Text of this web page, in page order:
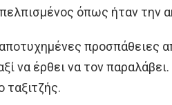
όπως ήταν την
προσπάθειες
να έρθει να τον
ταξιτζής.